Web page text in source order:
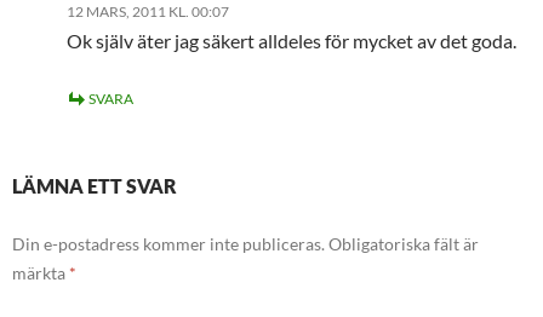
12 MARS, 2011 KL. 00:07
Ok själv äter jag säkert alldeles för mycket av det goda.
SVARA
LÄMNA ETT SVAR
Din e-postadress kommer inte publiceras. Obligatoriska fält är
märkta *